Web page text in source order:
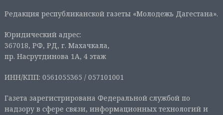
Редакция республиканской газеты «Молодежь Дагестана».
Юридический адрес:
367018, РФ, РД, г. Махачкала,
пр. Насрутдинова 1А, 4 этаж
ИНН/КПП: 0561055365 / 057101001
Газета зарегистрирована Федеральной службой по
надзору в сфере связи, информационных технологий и